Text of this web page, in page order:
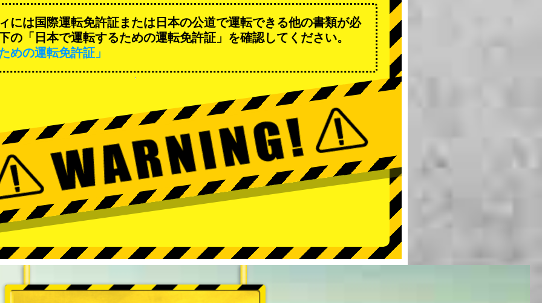
には国際運転免許証または日本の公道で運転できる他の書類が必
の「日本で運転するための運転免許証」を確認してください。
めの運転免許証」